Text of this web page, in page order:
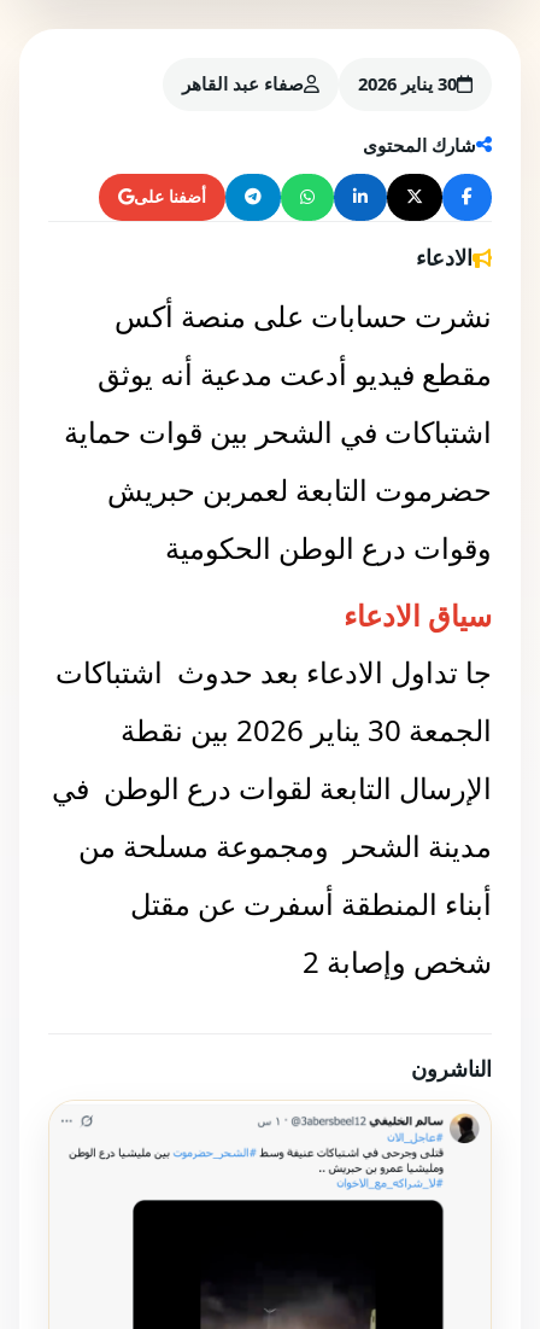
30 يناير 2026 صفاء عبد القاهر
شارك المحتوى
أضفنا على
الادعاء
نشرت حسابات على منصة أكس
مقطع فيديو أدعت مدعية أنه يوثق
حضرموت التابعة ‎لعمربن حبريش
وقوات درع الوطن الحكومية
سياق الادعاء
جا تداول الادعاء بعد حدوث اشتباكات
الجمعة 30 يناير 2026 بين نقطة
الإرسال التابعة لقوات درع الوطن في
مدينة الشحر ومجموعة مسلحة من
أبناء المنطقة أسفرت عن مقتل
شخص وإصابة 2
الناشرون